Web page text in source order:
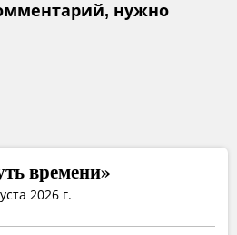
нужно
времени»
2026 г.